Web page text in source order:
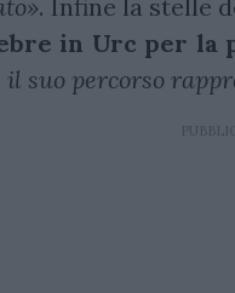
. Infine la stelle
in Urc per la
suo percorso